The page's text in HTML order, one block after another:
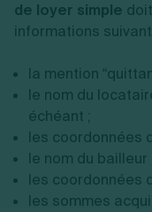
de loyer simple
informations
la mention
le nom du
échéant ;
les coordonnées
le nom du bailleur ;
les coordonnées
les sommes